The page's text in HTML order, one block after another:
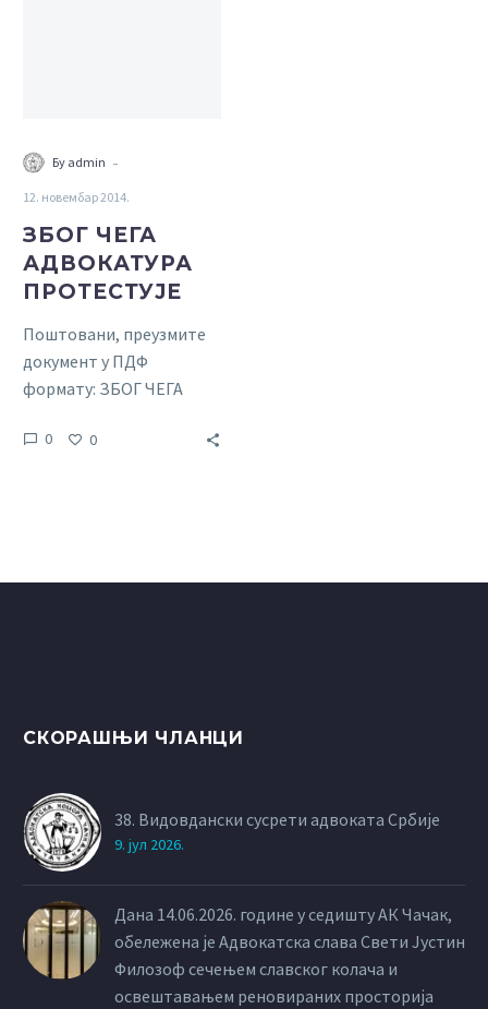
Бy admin -
12. новембар 2014.
ЗБОГ ЧЕГА
АДВОКАТУРА
ПРОТЕСТУЈЕ
Поштовани, преузмите
документ у ПДФ
формату: ЗБОГ ЧЕГА
ПРОТЕСТУЈЕ.ПДФ …
0 0
СКОРАШЊИ ЧЛАНЦИ
38. Видовдански сусрети адвоката Србије
9. јул 2026.
Дана 14.06.2026. године у седишту АК Чачак,
обележена је Адвокатска слава Свети Јустин
Филозоф сечењем славског колача и
освештавањем реновираних просторија